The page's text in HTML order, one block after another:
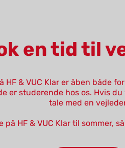
en tid til
& VUC Klar er åben både
er studerende hos os. Hvis
tale med en
på HF & VUC Klar til sommer,